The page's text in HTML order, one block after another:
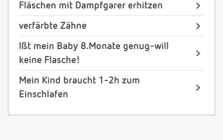
Fläschen mit Dampfgarer erhitzen
verfärbte Zähne
Ißt mein Baby 8.Monate genug-will
keine Flasche!
Mein Kind braucht 1-2h zum
Einschlafen